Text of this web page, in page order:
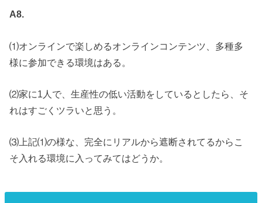
A8.
⑴オンラインで楽しめるオンラインコンテンツ、多種多
様に参加できる環境はある。
⑵家に1人で、生産性の低い活動をしているとしたら、そ
れはすごくツラいと思う。
⑶上記⑴の様な、完全にリアルから遮断されてるからこ
そ入れる環境に入ってみてはどうか。